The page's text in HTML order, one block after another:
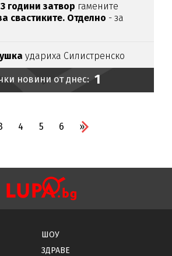
години затвор гамените
свастиките. Отделно - за
удариха Силистренско
новини от днес: 1
4 5 6 »
ШОУ
ЗДРАВЕ